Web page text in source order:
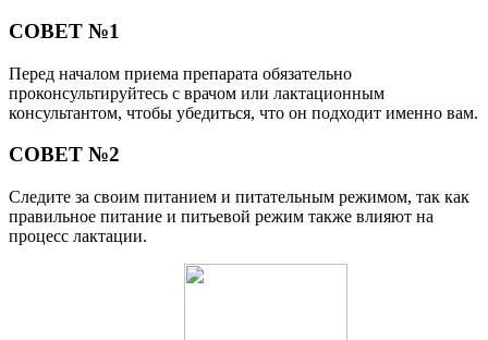
СОВЕТ №1
Перед началом приема препарата обязательно
проконсультируйтесь с врачом или лактационным
консультантом, чтобы убедиться, что он подходит именно вам.
СОВЕТ №2
Следите за своим питанием и питательным режимом, так как
правильное питание и питьевой режим также влияют на
процесс лактации.